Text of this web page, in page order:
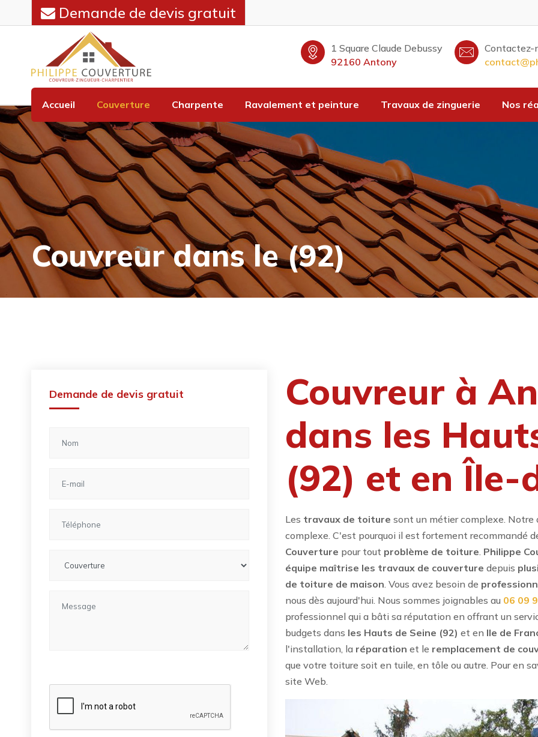
Demande de devis gratuit
1 Square Claude Debussy
92160 Antony
Contactez-
Accueil Couverture Charpente Ravalement et peinture Travaux de zinguerie Nos
Couvreur dans le (92)
Demande de devis gratuit
Couvreur à
dans les
(92) et en Île-
Les travaux de toiture sont un métier complexe.
complexe. C'est pourquoi il est fortement recommandé
Couverture pour tout problème de toiture. Philippe
équipe maîtrise les travaux de couverture depuis
de toiture de maison. Vous avez besoin de
nous dès aujourd'hui. Nous sommes joignables au 06 09
professionnel qui a bâti sa réputation en offrant un
budgets dans les Hauts de Seine (92) et en Ile de
l'installation, la réparation et le remplacement de
que votre toiture soit en tuile, en tôle ou autre. Pour en
site Web.